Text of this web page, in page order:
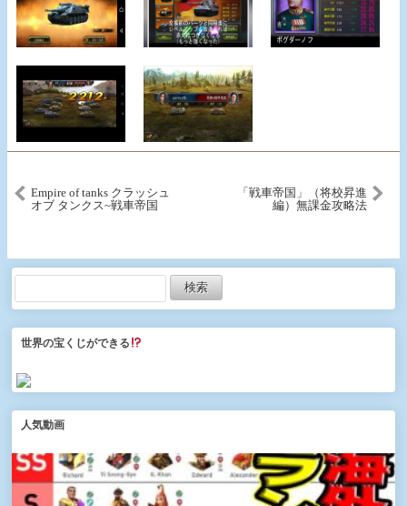
Empire of tanks クラッシュ
オブ タンクス~戦車帝国
「戦車帝国」（将校昇進
編）無課金攻略法
世界の宝くじができる
人気動画